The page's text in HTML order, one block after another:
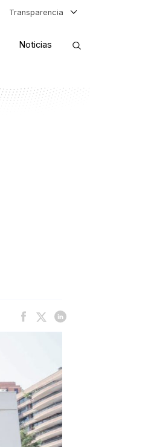
Transparencia
Noticias